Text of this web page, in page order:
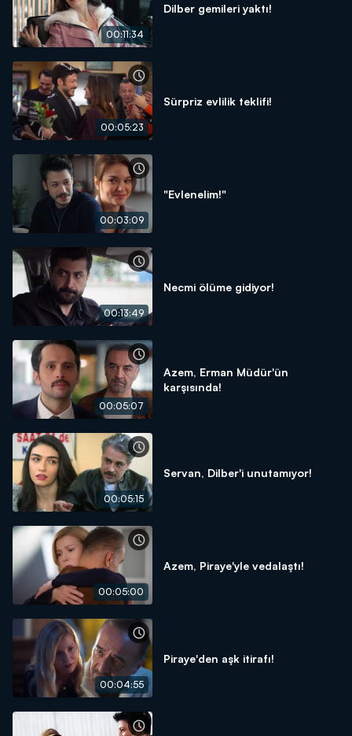
00:11:34
Dilber gemileri yaktı!
00:05:23
Sürpriz evlilik teklifi!
00:03:09
"Evlenelim!"
00:13:49
Necmi ölüme gidiyor!
00:05:07
Azem, Erman Müdür'ün
karşısında!
00:05:15
Servan, Dilber'i unutamıyor!
00:05:00
Azem, Piraye'yle vedalaştı!
00:04:55
Piraye'den aşk itirafı!